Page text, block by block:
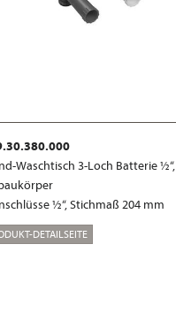
Waschtisch 3-Loch Batterie ½“,
½“, Stichmaß 204 mm
DETAILSEITE